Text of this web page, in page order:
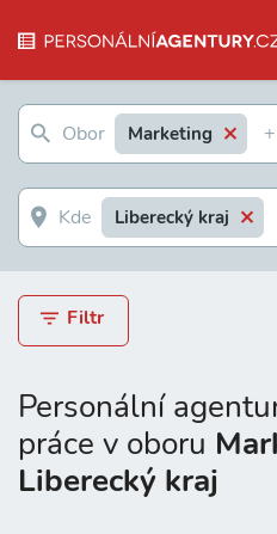
Marketing
Liberecký kraj
Filtr
Personální
práce v oboru
Liberecký kraj